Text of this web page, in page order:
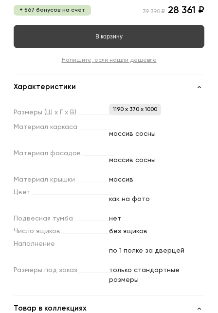
+ 567 бонусов на счет 39 390 ₽ 28 361 ₽
В корзину
Напишите, если нашли дешевле
Характеристики
Размеры (Ш х х В) 1190 x 370 x 1000
Материал каркаса
массив сосны
Материал фасадов
массив сосны
Материал крышки
массив
Цвет
как на фото
Подвесная тумба
нет
Число ящиков
без ящиков
Наполнение
по 1 полке за дверцей
Размеры под заказ
только стандартные
размеры
Товар в коллекциях